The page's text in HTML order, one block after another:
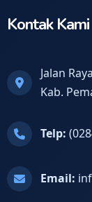
Kontak Kami
Jalan
Kab.
Telp:
Email: